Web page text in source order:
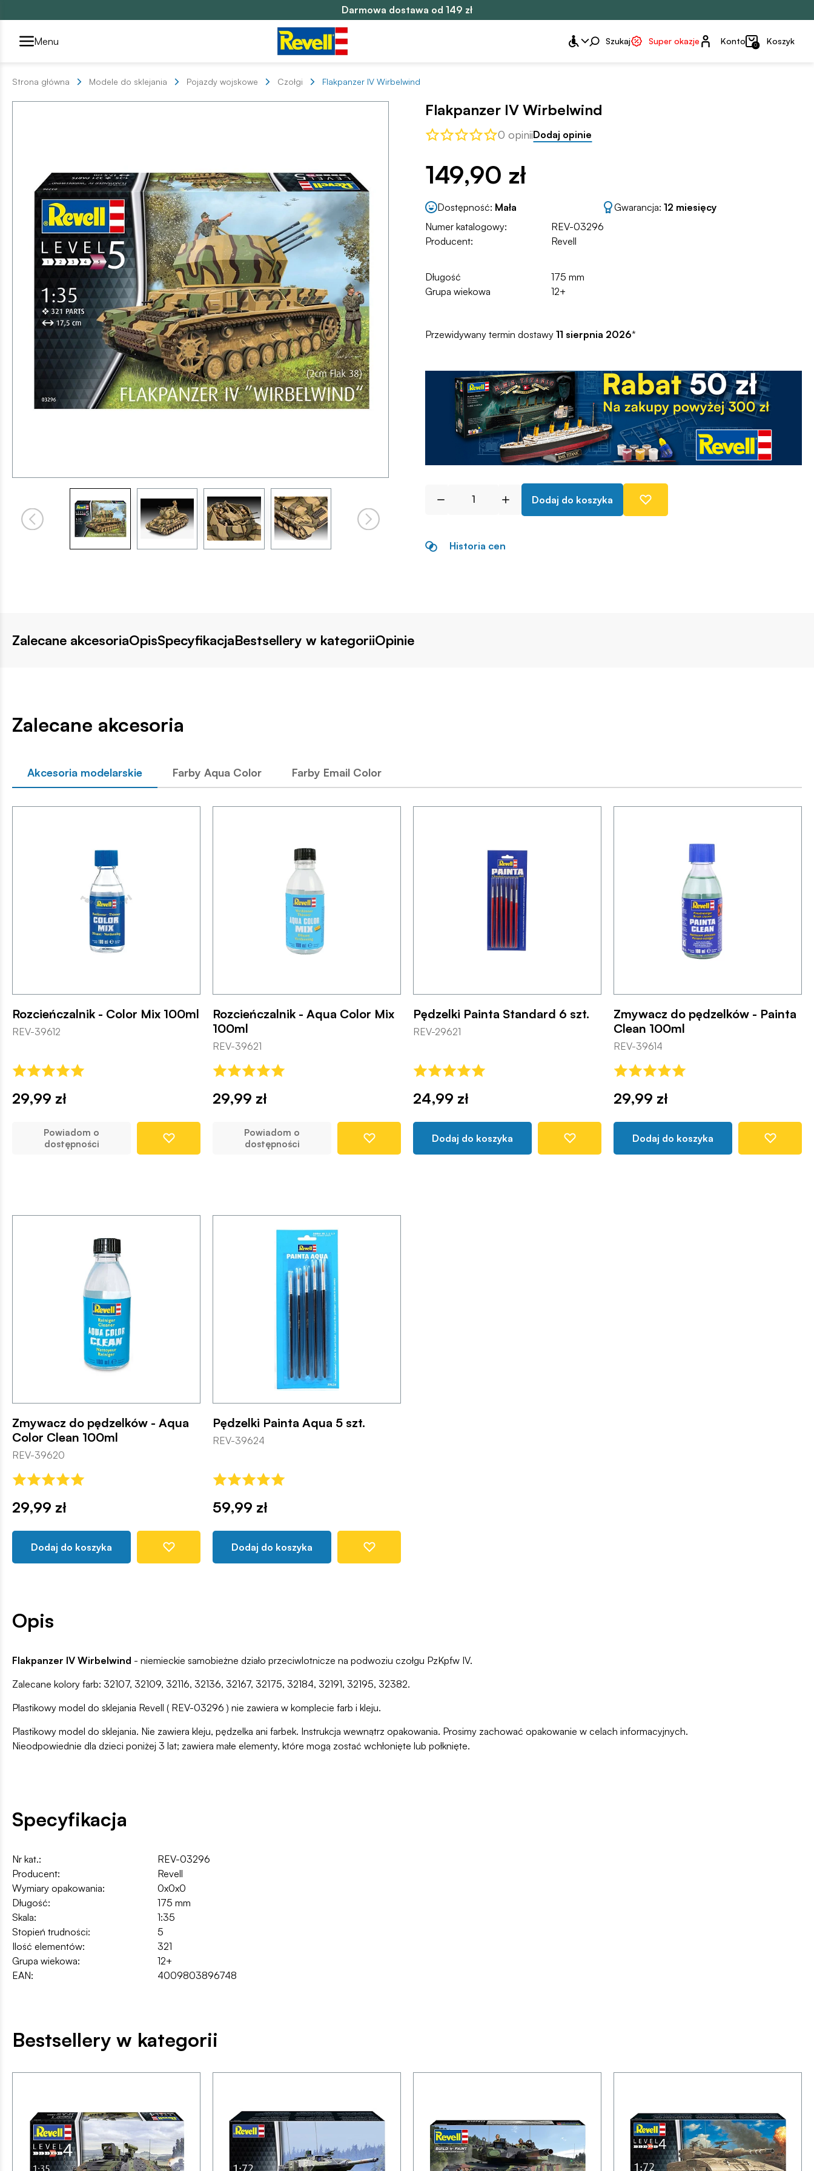
Darmowa dostawa od 149 zł
Przełącznik segmentów2
Menu Szukaj Super okazje Konto
Konto 0 Koszyk
Strona główna Modele do sklejania Pojazdy wojskowe Czołgi Flakpanzer IV Wirbelwind
Flakpanzer IV Wirbelwind
0 opiniiDodaj opinie
149,90 zł
Dostępność: Mała Gwarancja: 12 miesięcy
Numer katalogowy:
REV-03296
Producent:
Revell
Długość
175 mm
Grupa wiekowa
12+
Przewidywany termin dostawy 11 sierpnia 2026*
Dodaj do koszyka
Historia cen
Zalecane akcesoriaOpisSpecyfikacjaBestsellery w kategoriiOpinie
Zalecane akcesoria
Akcesoria modelarskie Farby Aqua Color Farby Email Color
Rozcieńczalnik - Color Mix 100ml
REV-39612
29,99 zł
Powiadom o
dostępności
Rozcieńczalnik - Aqua Color Mix
100ml
REV-39621
29,99 zł
Powiadom o
dostępności
Pędzelki Painta Standard 6 szt.
REV-29621
24,99 zł
Dodaj do koszyka
Zmywacz do pędzelków - Painta
Clean 100ml
REV-39614
29,99 zł
Dodaj do koszyka
Zmywacz do pędzelków - Aqua
Color Clean 100ml
REV-39620
29,99 zł
Dodaj do koszyka
Pędzelki Painta Aqua 5 szt.
REV-39624
59,99 zł
Dodaj do koszyka
Opis
Flakpanzer IV Wirbelwind - niemieckie samobieżne działo przeciwlotnicze na podwoziu czołgu PzKpfw IV.
Zalecane kolory farb: 32107, 32109, 32116, 32136, 32167, 32175, 32184, 32191, 32195, 32382.
Plastikowy model do sklejania Revell ( REV-03296 ) nie zawiera w komplecie farb i kleju.
Plastikowy model do sklejania. Nie zawiera kleju, pędzelka ani farbek. Instrukcja wewnątrz opakowania. Prosimy zachować opakowanie w celach informacyjnych.
Nieodpowiednie dla dzieci poniżej 3 lat; zawiera małe elementy, które mogą zostać wchłonięte lub połknięte.
Specyfikacja
Nr kat.:
REV-03296
Producent:
Revell
Wymiary opakowania:
0x0x0
Długość:
175 mm
Skala:
1:35
Stopień trudności:
5
Ilość elementów:
321
Grupa wiekowa:
12+
EAN:
4009803896748
Bestsellery w kategorii